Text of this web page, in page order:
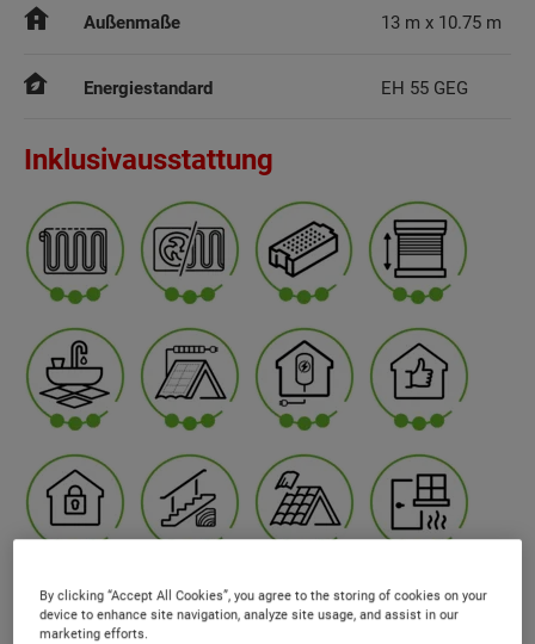
Außenmaße 13 m x 10.75 m
Energiestandard EH 55 GEG
Inklusivausstattung
By clicking “Accept All Cookies”, you agree to the storing of cookies on your
device to enhance site navigation, analyze site usage, and assist in our
marketing efforts.